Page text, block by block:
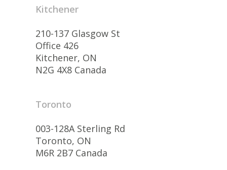
Kitchener
210-137 Glasgow St
Office 426
Kitchener, ON
N2G 4X8 Canada
Toronto
003-128A Sterling Rd
Toronto, ON
M6R 2B7 Canada